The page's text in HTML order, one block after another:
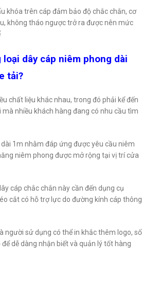
khóa trên cáp đảm bảo độ chắc chắn, cơ
không tháo ngược trở ra được nên mức
dây cáp niêm phong dài
tải?
chất liệu khác nhau, trong đó phải kể đến
mà nhiều khách hàng đang có nhu cầu tìm
1m nhằm đáp ứng được yêu cầu niêm
niêm phong được mở rộng tại vị trí cửa
cáp chắc chắn này cần đến dụng cụ
cắt có hỗ trợ lực do đường kính cáp thông
người sử dụng có thể in khắc thêm logo, số
dễ dàng nhận biết và quản lý tốt hàng